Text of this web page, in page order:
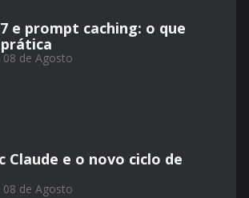
e prompt caching: o que
08 de Agosto
Claude e o novo ciclo de
08 de Agosto